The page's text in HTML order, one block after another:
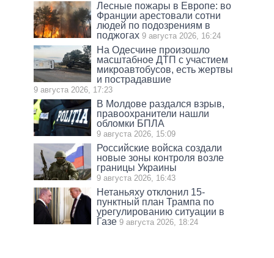
Лесные пожары в Европе: во
Франции арестовали сотни
людей по подозрениям в
поджогах 9 августа 2026, 16:24
На Одесчине произошло
масштабное ДТП с участием
микроавтобусов, есть жертвы
и пострадавшие
9 августа 2026, 17:23
В Молдове раздался взрыв,
правоохранители нашли
обломки БПЛА
9 августа 2026, 15:09
Российские войска создали
новые зоны контроля возле
границы Украины
9 августа 2026, 16:43
Нетаньяху отклонил 15-
пунктный план Трампа по
урегулированию ситуации в
Газе 9 августа 2026, 18:24